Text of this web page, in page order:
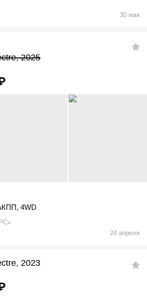
30 мая
2025
, 4WD
24 апреля
2023